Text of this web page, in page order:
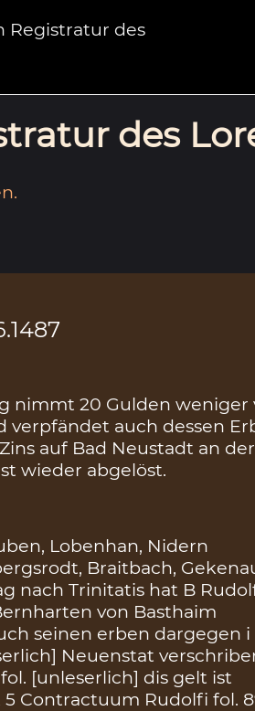
Registratur des
des
nimmt 20 Gulden weniger
verpfändet auch dessen
auf Bad Neustadt an der
wieder abgelöst.
Lobenhan, Nidern
Braitbach,
nach Trinitatis hat B
von Basthaim
seinen erben dargegen i
Neuenstat
[unleserlich] dis gelt ist
Contractuum Rudolfi fol.